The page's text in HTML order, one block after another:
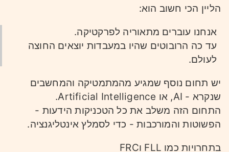
הליין הכי חשוב הוא:
אנחנו עוברים מתאוריה לפרקטיקה.
עד כה הרובוטים שהיו במעבדות יוצאים החוצה
לעולם.
יש תחום נוסף שמגיע מהמתמטיקה והמחשבים
שנקרא - AI, או Artificial Intelligence.
התחום הזה משלב את כל הטכניקות הידעות -
הפשוטות והמורכבות - כדי לסמלץ אינטליגנציה.
בתחרויות כמו FLL וFRC